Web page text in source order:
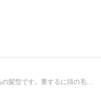
月代（さかやき）・・・。武士のあの髪型です。要するに頭の毛を大事にしたいというか・・・。